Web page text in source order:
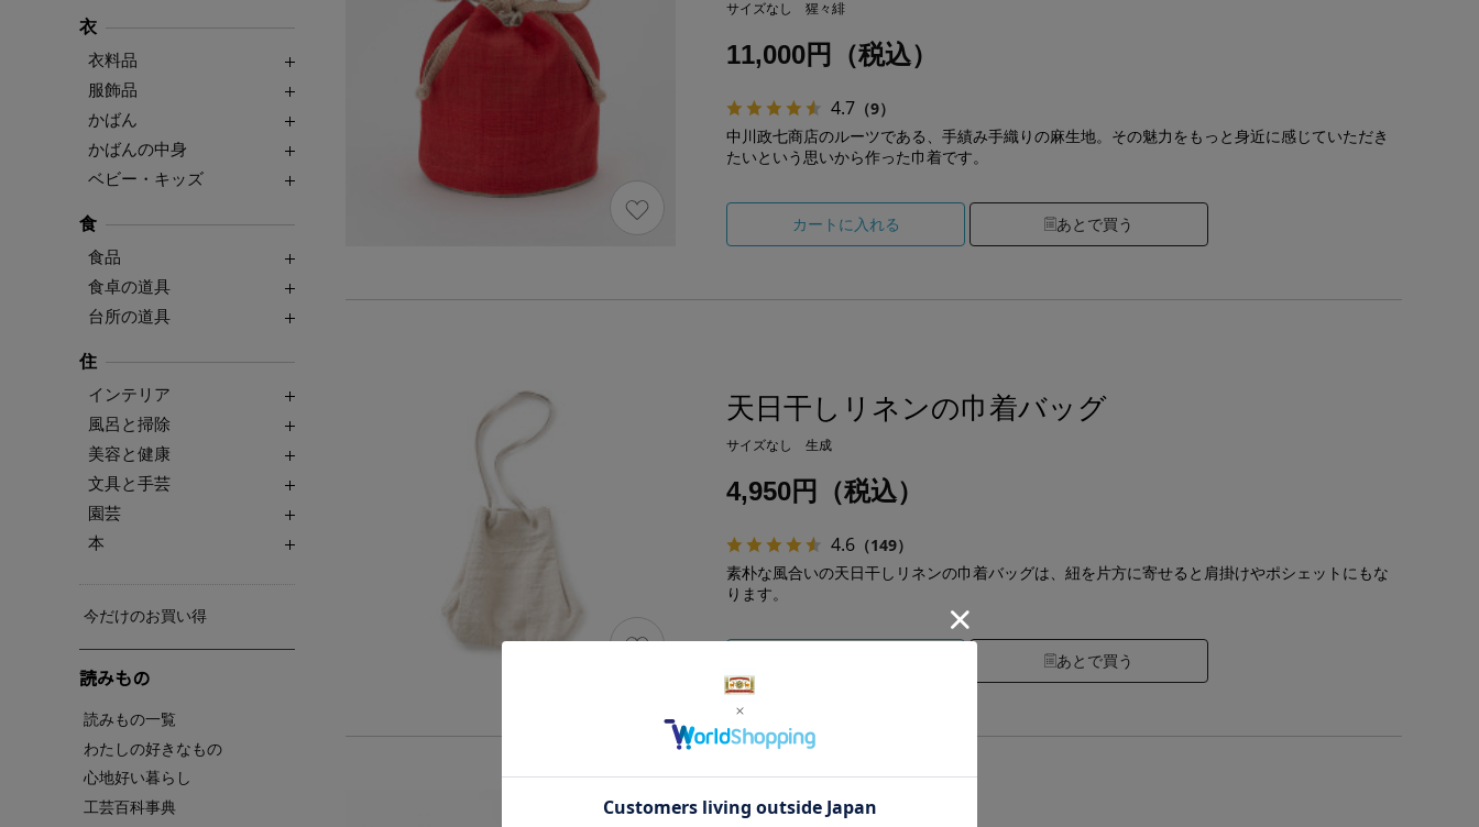
衣
衣料品
服飾品
かばん
かばんの中身
ベビー・キッズ
食
食品
食卓の道具
台所の道具
住
インテリア
風呂と掃除
美容と健康
文具と手芸
園芸
本
今だけのお買い得
読みもの
読みもの一覧
わたしの好きなもの
心地好い暮らし
工芸百科事典
サイズなし 猩々緋
11,000円（税込）
4.7 （9）
カートに入れる あとで買う
中川政七商店のルーツである、手績み手織りの麻生地。その魅力をもっと身近に感じていただき
たいという思いから作った巾着です。
天日干しリネンの巾着バッグ
サイズなし 生成
4,950円（税込）
4.6 （149）
あとで買う
素朴な風合いの天日干しリネンの巾着バッグは、紐を片方に寄せると肩掛けやポシェットにもな
ります。